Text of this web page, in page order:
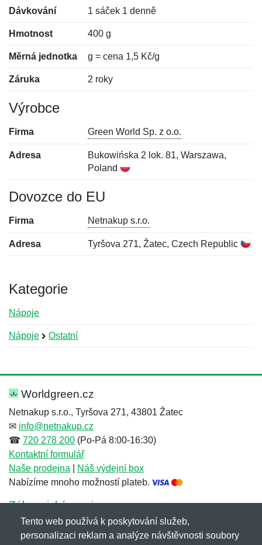
Dávkování 1 sáček 1 denně
Hmotnost 400 g
Měrná jednotka g = cena 1,5 Kč/g
Záruka 2 roky
Výrobce
Firma Green World Sp. z o.o.
Adresa
Bukowińska 2 lok. 81, Warszawa,
Poland
Dovozce do EU
Firma Netnakup s.r.o.
Adresa Tyršova 271, Žatec, Czech Republic
Kategorie
Nápoje
Nápoje Ostatní
Hodnocení:
Jméno: *
Jméno:
E-mail:*
Worldgreen.cz
Netnakup s.r.o., Tyršova 271, 43801 Žatec
✉ info@netnakup.cz
☎ 720 278 200 (Po-Pá 8:00-16:30)
Kontaktní formulář
Naše prodejna
Náš výdejní box
Nabízíme mnoho možností plateb.
Zákaznický servis
Novinky emailem
Tento web používá k poskytování služeb,
personalizaci reklam a analýze návštěvnosti soubory